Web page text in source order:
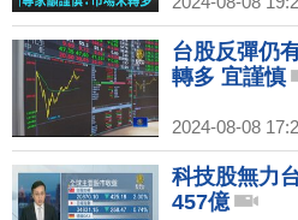
台股反彈仍
轉多 宜謹慎
2024-08-08
科技股無力
457億